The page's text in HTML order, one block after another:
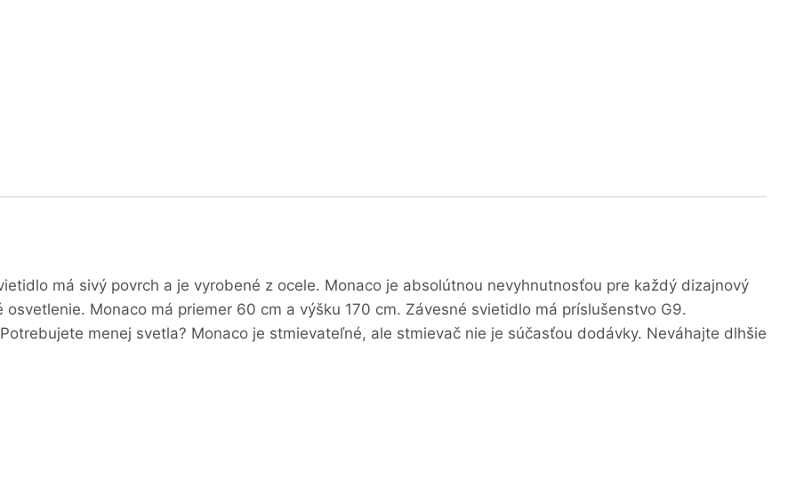
má sivý povrch a je vyrobené z ocele. Monaco je absolútnou nevyhnutnosťou pre každý dizajnový
Monaco má priemer 60 cm a výšku 170 cm. Závesné svietidlo má príslušenstvo G9.
menej svetla? Monaco je stmievateľné, ale stmievač nie je súčasťou dodávky. Neváhajte dlhšie